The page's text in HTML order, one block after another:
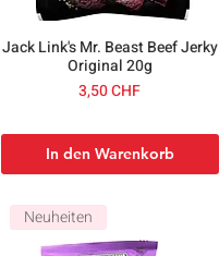
Jack Link's Mr. Beast Beef Jerky
Original 20g
Preis
3,50 CHF
In den Warenkorb
Neuheiten